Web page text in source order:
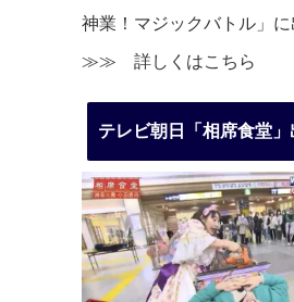
神業！マジックバトル」に
≫≫ 詳しくはこちら
テレビ朝日「相席食堂」